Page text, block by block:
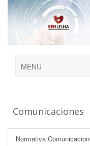
MENU
Comunicaciones
Normativa